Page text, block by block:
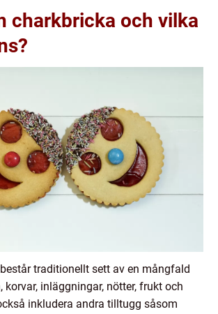
charkbricka och vilka
traditionellt sett av en mångfald
korvar, inläggningar, nötter, frukt och
inkludera andra tilltugg såsom